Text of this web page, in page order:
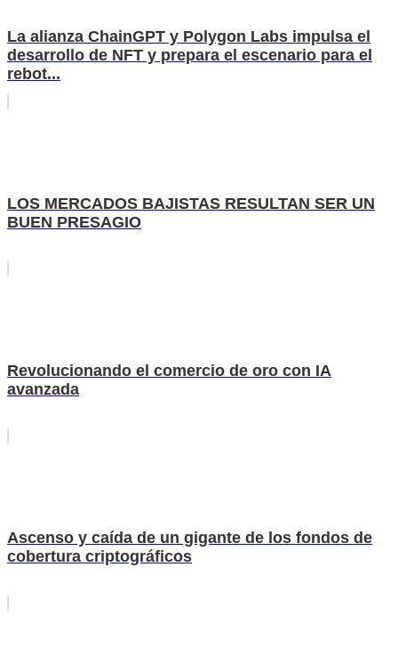
La alianza ChainGPT y Polygon Labs impulsa el
desarrollo de NFT y prepara el escenario para el
rebot...
LOS MERCADOS BAJISTAS RESULTAN SER UN
BUEN PRESAGIO
Revolucionando el comercio de oro con IA
avanzada
Ascenso y caída de un gigante de los fondos de
cobertura criptográficos